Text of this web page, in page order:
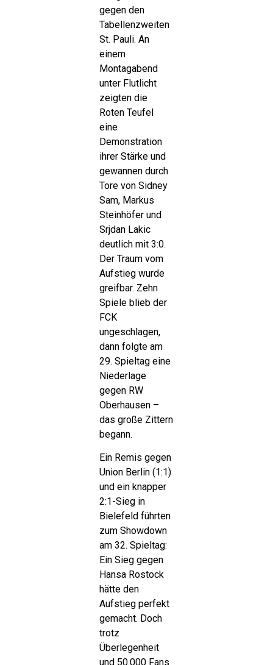
gegen den
Tabellenzweiten
St. Pauli. An
einem
Montagabend
unter Flutlicht
zeigten die
Roten Teufel
eine
Demonstration
ihrer Stärke und
gewannen durch
Tore von Sidney
Sam, Markus
Steinhöfer und
Srjdan Lakic
deutlich mit 3:0.
Der Traum vom
Aufstieg wurde
greifbar. Zehn
Spiele blieb der
FCK
ungeschlagen,
dann folgte am
29. Spieltag eine
Niederlage
gegen RW
Oberhausen –
das große Zittern
begann.
Ein Remis gegen
Union Berlin (1:1)
und ein knapper
2:1-Sieg in
Bielefeld führten
zum Showdown
am 32. Spieltag:
Ein Sieg gegen
Hansa Rostock
hätte den
Aufstieg perfekt
gemacht. Doch
trotz
Überlegenheit
und 50.000 Fans